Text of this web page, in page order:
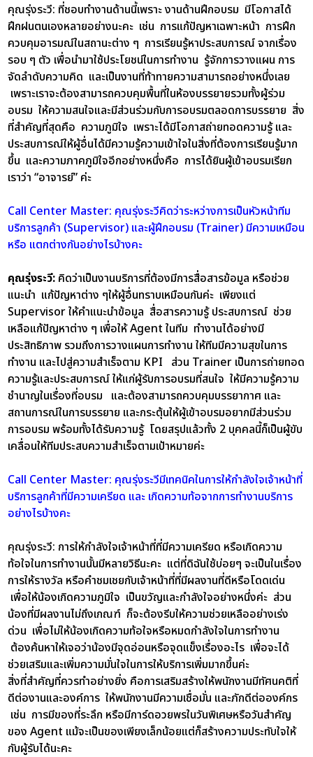
คุณรุ่งระวี: ที่ชอบทำงานด้านนี้เพราะ งานด้านฝึกอบรม มีโอกาสได้
ฝึกฝนตนเองหลายอย่างนะคะ เช่น การแก้ปัญหาเฉพาะหน้า การฝึก
ควบคุมอารมณ์ในสถานะต่าง ๆ การเรียนรู้หาประสบการณ์ จากเรื่อง
รอบ ๆ ตัว เพื่อนำมาใช้ประโยชน์ในการทำงาน รู้จักการวางแผน การ
จัดลำดับความคิด และเป็นงานที่ท้าทายความสามารถอย่างหนึ่งเลย
เพราะเราจะต้องสามารถควบคุมพื้นที่ในห้องบรรยายรวมทั้งผู้ร่วม
อบรม ให้ความสนใจและมีส่วนร่วมกับการอบรมตลอดการบรรยาย สิ่ง
ที่สำคัญที่สุดคือ ความภูมิใจ เพราะได้มีโอกาสถ่ายทอดความรู้ และ
ประสบการณ์ให้ผู้อื่นได้มีความรู้ความเข้าใจในสิ่งที่ต้องการเรียนรู้มาก
ขึ้น และความภาคภูมิใจอีกอย่างหนึ่งคือ การได้ยินผู้เข้าอบรมเรียก
เราว่า “อาจารย์” ค่ะ
Call Center Master: คุณรุ่งระวีคิดว่าระหว่างการเป็นหัวหน้าทีม
บริการลูกค้า (Supervisor) และผู้ฝึกอบรม (Trainer) มีความเหมือน
หรือ แตกต่างกันอย่างไรบ้างคะ
คุณรุ่งระวี: คิดว่าเป็นงานบริการที่ต้องมีการสื่อสารข้อมูล หรือช่วย
แนะนำ แก้ปัญหาต่าง ๆให้ผู้อื่นทราบเหมือนกันค่ะ เพียงแต่
Supervisor ให้คำแนะนำข้อมูล สื่อสารความรู้ ประสบการณ์ ช่วย
เหลือแก้ปัญหาต่าง ๆ เพื่อให้ Agent ในทีม ทำงานได้อย่างมี
ประสิทธิภาพ รวมถึงการวางแผนการทำงาน ให้ทีมมีความสุขในการ
ทำงาน และไปสู่ความสำเร็จตาม KPI ส่วน Trainer เป็นการถ่ายทอด
ความรู้และประสบการณ์ ให้แก่ผู้รับการอบรมที่สนใจ ให้มีความรู้ความ
ชำนาญในเรื่องที่อบรม และต้องสามารถควบคุมบรรยากาศ และ
สถานการณ์ในการบรรยาย และกระตุ้นให้ผู้เข้าอบรมอยากมีส่วนร่วม
การอบรม พร้อมทั้งได้รับความรู้ โดยสรุปแล้วทั้ง 2 บุคคลนี้ก็เป็นผู้ขับ
เคลื่อนให้ทีมประสบความสำเร็จตามเป้าหมายค่ะ
Call Center Master: คุณรุ่งระวีมีเทคนิคในการให้กำลังใจเจ้าหน้าที่
บริการลูกค้าที่มีความเครียด และ เกิดความท้อจากการทำงานบริการ
อย่างไรบ้างคะ
คุณรุ่งระวี: การให้กำลังใจเจ้าหน้าที่ที่มีความเครียด หรือเกิดความ
ท้อใจในการทำงานนั้นมีหลายวิธีนะคะ แต่ที่ดิฉันใช้บ่อยๆ จะเป็นในเรื่อง
การให้รางวัล หรือคำชมเชยกับเจ้าหน้าที่ที่มีผลงานที่ดีหรือโดดเด่น
เพื่อให้น้องเกิดความภูมิใจ เป็นขวัญและกำลังใจอย่างหนึ่งค่ะ ส่วน
น้องที่มีผลงานไม่ถึงเกณฑ์ ก็จะต้องรีบให้ความช่วยเหลืออย่างเร่ง
ด่วน เพื่อไม่ให้น้องเกิดความท้อใจหรือหมดกำลังใจในการทำงาน
ต้องค้นหาให้เจอว่าน้องมีจุดอ่อนหรือจุดแข็งเรื่องอะไร เพื่อจะได้
ช่วยเสริมและเพิ่มความมั่นใจในการให้บริการเพิ่มมากขึ้นค่ะ
สิ่งที่สำคัญที่ควรทำอย่างยิ่ง คือการเสริมสร้างให้พนักงานมีทัศนคติที่
ดีต่องานและองค์การ ให้พนักงานมีความเชื่อมั่น และภักดีต่อองค์กร
เช่น การมีของที่ระลึก หรือมีการ์ดอวยพรในวันพิเศษหรือวันสำคัญ
ของ Agent แม้จะเป็นของเพียงเล็กน้อยแต่ก็สร้างความประทับใจให้
กับผู้รับได้นะคะ